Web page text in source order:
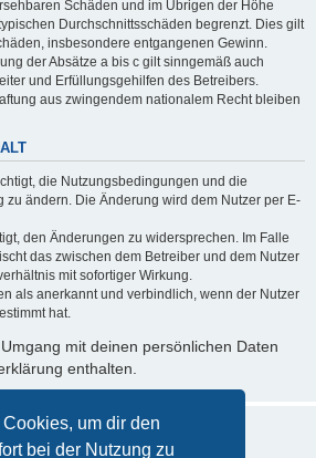
um dir den
bei der Nutzung zu
Schäden und im Übrigen der Höhe
Durchschnittsschäden begrenzt. Dies gilt
insbesondere entgangenen Gewinn.
der Absätze a bis c gilt sinngemäß auch
und Erfüllungsgehilfen des Betreibers.
aus zwingendem nationalem Recht bleiben
die Nutzungsbedingungen und die
zu ändern. Die Änderung wird dem Nutzer per E-
den Änderungen zu widersprechen. Im Falle
das zwischen dem Betreiber und dem Nutzer
mit sofortiger Wirkung.
als anerkannt und verbindlich, wenn der Nutzer
hat.
mit deinen persönlichen Daten
enthalten.